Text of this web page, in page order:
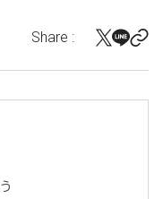
Share :